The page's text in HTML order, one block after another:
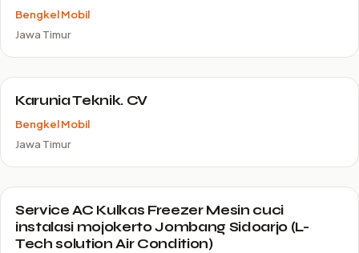
Bengkel Mobil
Jawa Timur
Karunia Teknik. CV
Bengkel Mobil
Jawa Timur
Service AC Kulkas Freezer Mesin cuci
instalasi mojokerto Jombang Sidoarjo (L-
Tech solution Air Condition)